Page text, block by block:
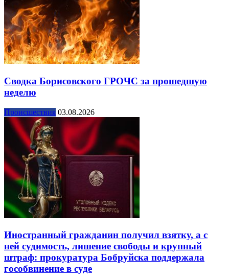
Сводка Борисовского ГРОЧС за прошедшую
неделю
Происшествия 03.08.2026
Иностранный гражданин получил взятку, а с
ней судимость, лишение свободы и крупный
штраф: прокуратура Бобруйска поддержала
гособвинение в суде